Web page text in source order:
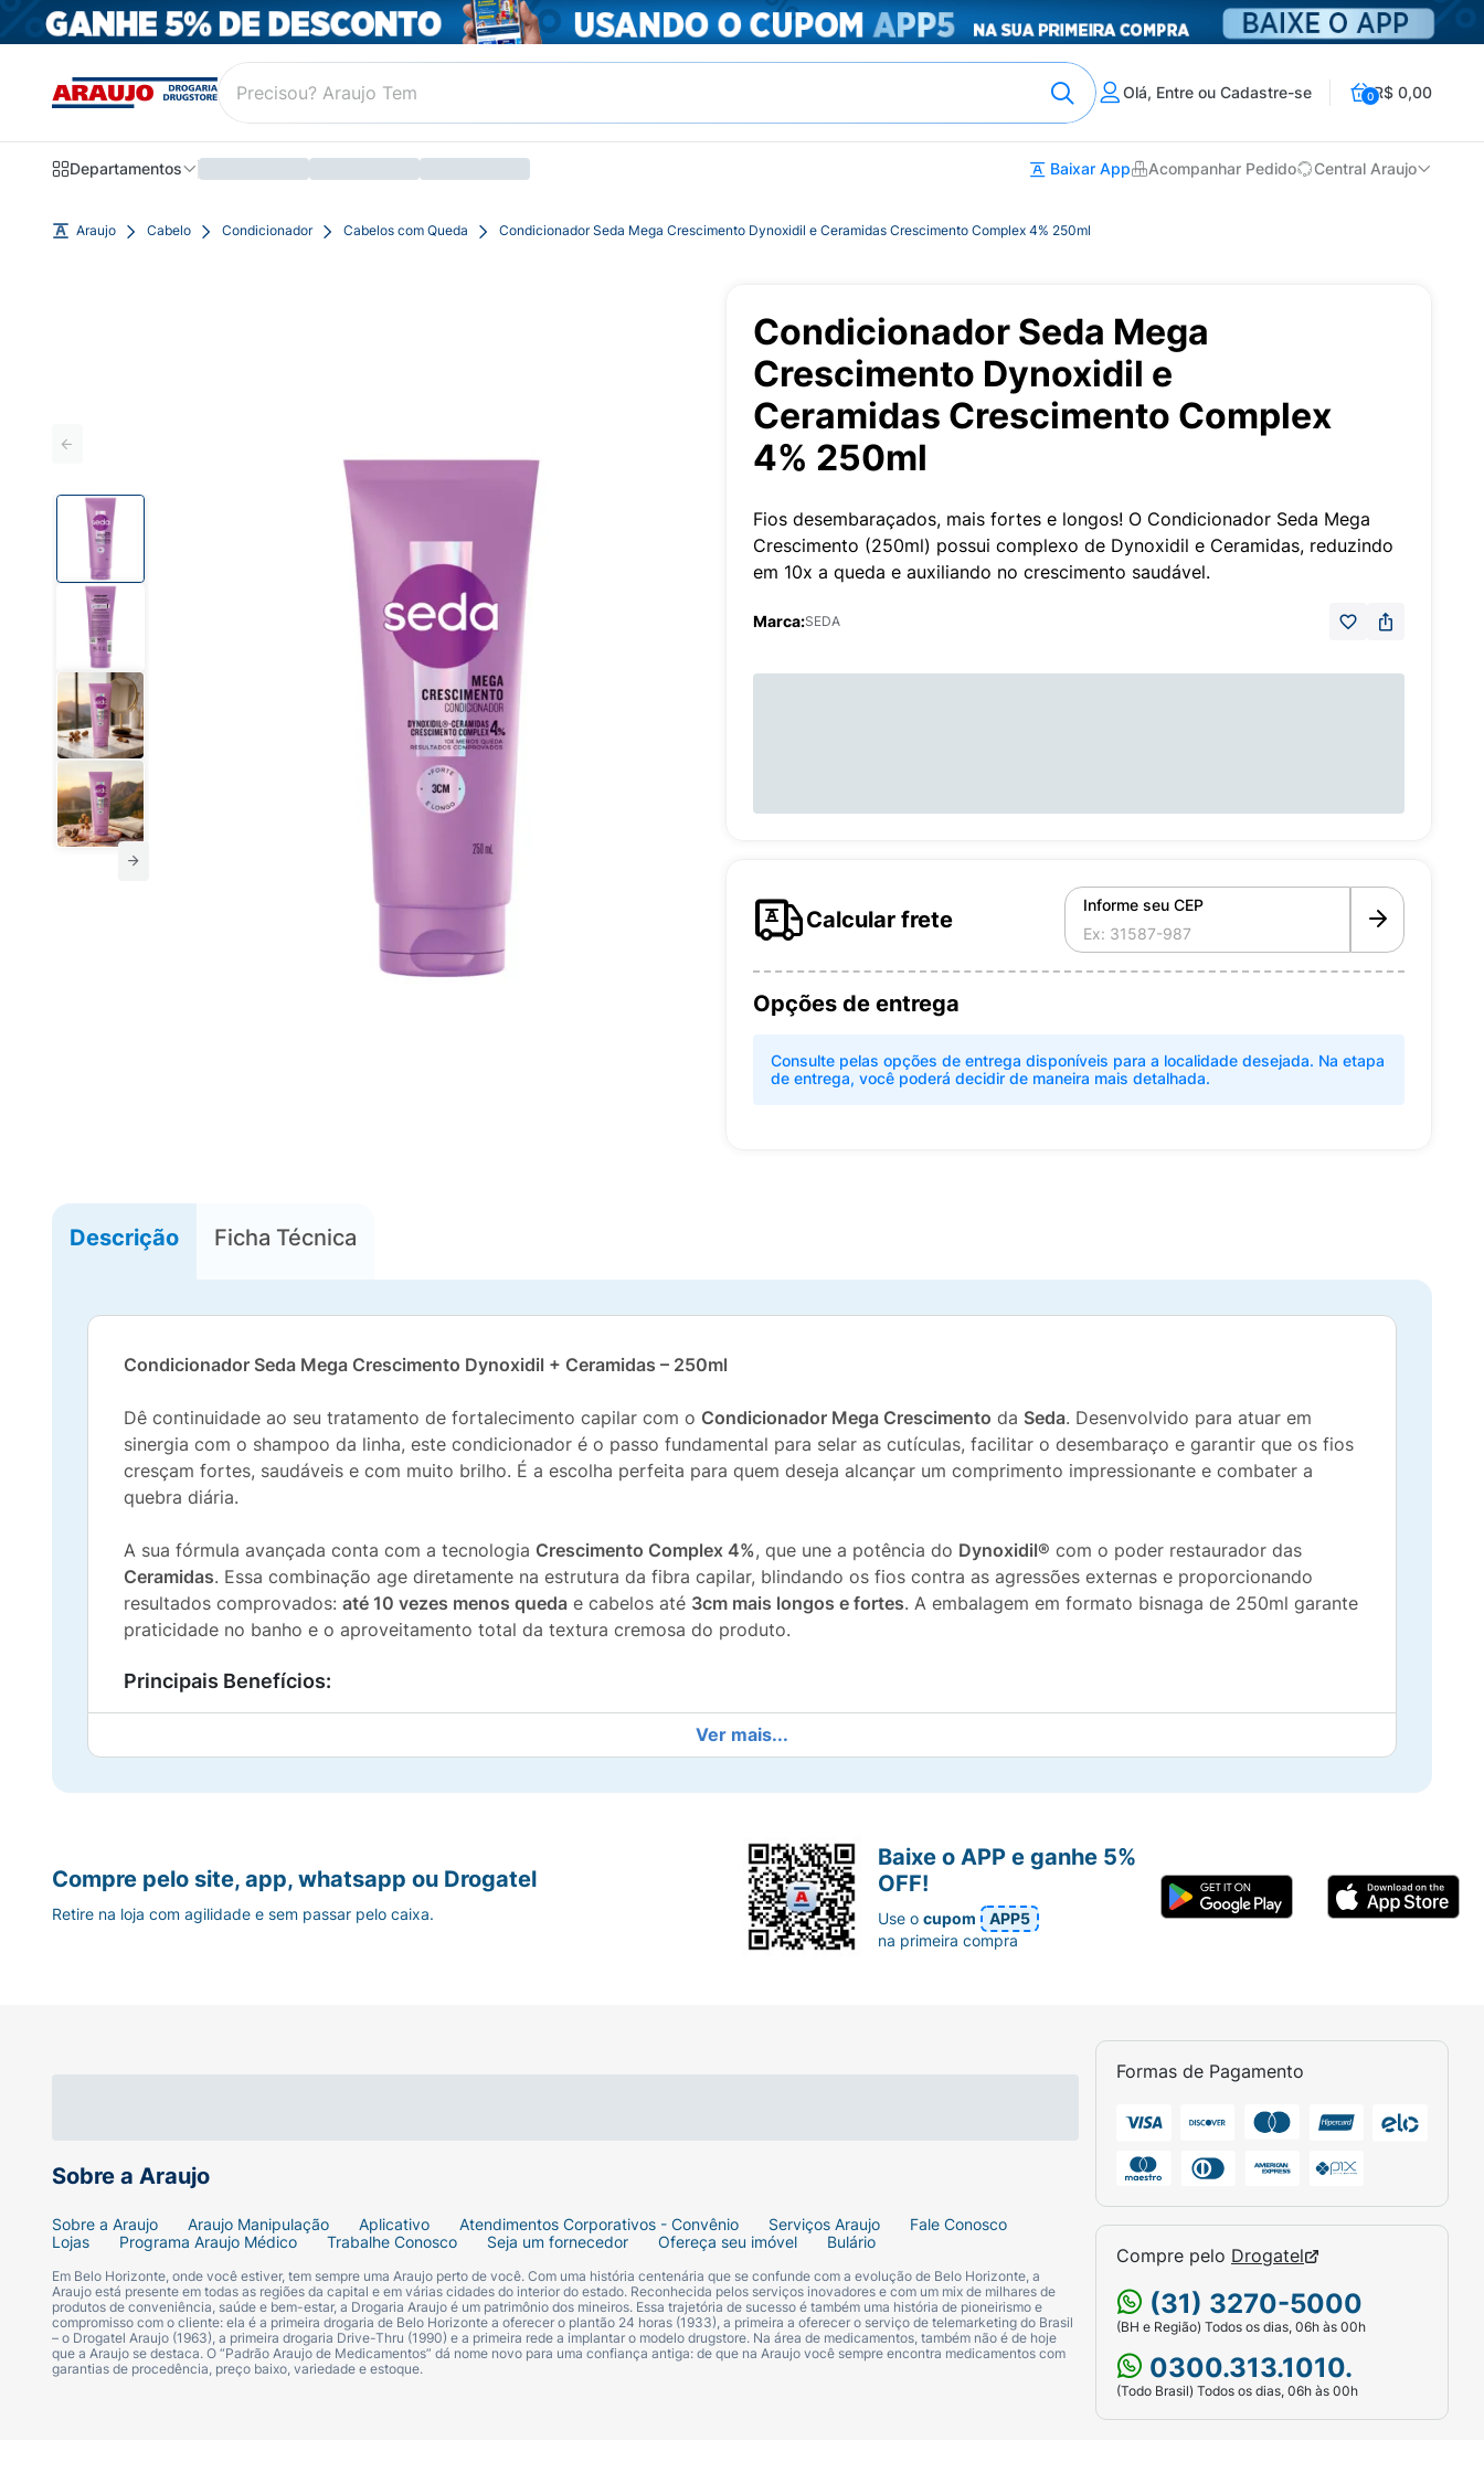
Olá, Entre ou Cadastre-se 0R$ 0,00
Departamentos Baixar App Acompanhar Pedido Central Araujo
Araujo Cabelo Condicionador Cabelos com Queda Condicionador Seda Mega Crescimento Dynoxidil e Ceramidas Crescimento Complex 4% 250ml
Condicionador Seda Mega
Crescimento Dynoxidil e
Ceramidas Crescimento Complex
4% 250ml
Fios desembaraçados, mais fortes e longos! O Condicionador Seda Mega
Crescimento (250ml) possui complexo de Dynoxidil e Ceramidas, reduzindo
em 10x a queda e auxiliando no crescimento saudável.
Marca:SEDA
Calcular frete
Informe seu CEP
Opções de entrega
Consulte pelas opções de entrega disponíveis para a localidade desejada. Na etapa
de entrega, você poderá decidir de maneira mais detalhada.
Descrição Ficha Técnica
Condicionador Seda Mega Crescimento Dynoxidil + Ceramidas – 250ml
Dê continuidade ao seu tratamento de fortalecimento capilar com o Condicionador Mega Crescimento da Seda. Desenvolvido para atuar em
sinergia com o shampoo da linha, este condicionador é o passo fundamental para selar as cutículas, facilitar o desembaraço e garantir que os fios
cresçam fortes, saudáveis e com muito brilho. É a escolha perfeita para quem deseja alcançar um comprimento impressionante e combater a
quebra diária.
A sua fórmula avançada conta com a tecnologia Crescimento Complex 4%, que une a potência do Dynoxidil® com o poder restaurador das
Ceramidas. Essa combinação age diretamente na estrutura da fibra capilar, blindando os fios contra as agressões externas e proporcionando
resultados comprovados: até 10 vezes menos queda e cabelos até 3cm mais longos e fortes. A embalagem em formato bisnaga de 250ml garante
praticidade no banho e o aproveitamento total da textura cremosa do produto.
Principais Benefícios:
Textura cremosa que derrete nos fios, facilitando o pentear e evitando a quebra mecânica.
Ajuda os fios a crescerem mais fortes e alcançarem até 3cm a mais de comprimento.
Crescimento Complex 4%:Fórmula inovadora enriquecida com Dynoxidil® e Ceramidas, que reparam e protegem as cutículas.
de 250ml que facilita a dosagem e evita desperdícios.
Após lavar os cabelos com o shampoo da linha, coloque uma quantidade adequada do Condicionador Seda Mega Crescimento nas mãos e
aplique sobre os cabelos úmidos. Concentre a aplicação do comprimento até as pontas, evitando a raiz. Massageie suavemente, enluvando mecha
Ficha Técnica:
Marca:Seda.
Linha:Mega Crescimento.
Produto:Condicionador Capilar.
Ativos Principais:Crescimento Complex 4% (Dynoxidil® e Ceramidas).
Ver mais...
Sobre a Araujo
Sobre a Araujo Araujo Manipulação Aplicativo Atendimentos Corporativos - Convênio Serviços Araujo
Fale Conosco
Lojas
Programa Araujo Médico Trabalhe Conosco Seja um fornecedor Ofereça seu imóvel Bulário
Em Belo Horizonte, onde você estiver, tem sempre uma Araujo perto de você. Com uma história centenária que se confunde com a evolução de Belo Horizonte, a
Araujo está presente em todas as regiões da capital e em várias cidades do interior do estado. Reconhecida pelos serviços inovadores e com um mix de milhares de
produtos de conveniência, saúde e bem-estar, a Drogaria Araujo é um patrimônio dos mineiros. Essa trajetória de sucesso é também uma história de pioneirismo e
compromisso com o cliente: ela é a primeira drogaria de Belo Horizonte a oferecer o plantão 24 horas (1933), a primeira a oferecer o serviço de telemarketing do Brasil
– o Drogatel Araujo (1963), a primeira drogaria Drive-Thru (1990) e a primeira rede a implantar o modelo drugstore. Na área de medicamentos, também não é de hoje
que a Araujo se destaca. O “Padrão Araujo de Medicamentos” dá nome novo para uma confiança antiga: de que na Araujo você sempre encontra medicamentos com
garantias de procedência, preço baixo, variedade e estoque.
Formas de Pagamento
Compre pelo Drogatel
(31) 3270-5000
(BH e Região) Todos os dias, 06h às 00h
0300.313.1010.
(Todo Brasil) Todos os dias, 06h às 00h
Compre pelo site, app, whatsapp ou Drogatel
Retire na loja com agilidade e sem passar pelo caixa.
Baixe o APP e ganhe 5%
OFF!
Use ocupom
APP5
na primeira compra